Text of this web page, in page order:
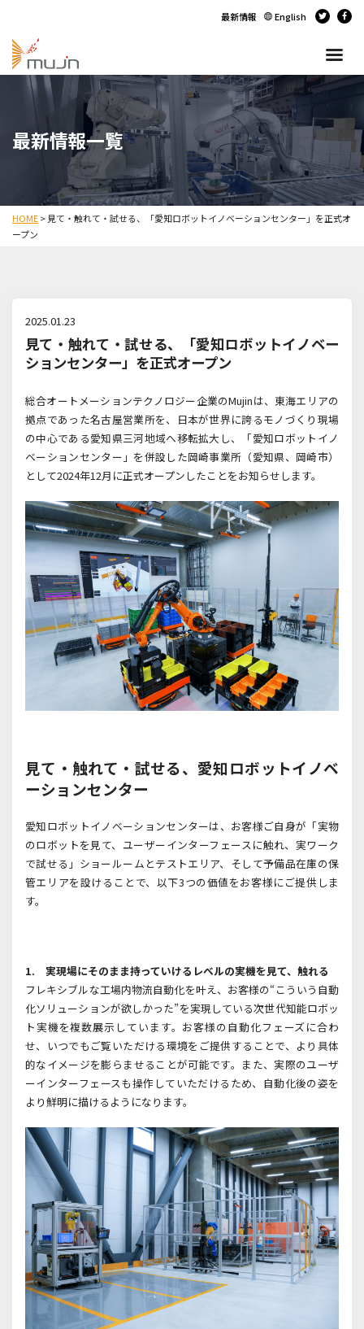
最新情報 English
最新情報一覧
HOME> 見て・触れて・試せる、「愛知ロボットイノベーションセンター」を正式オ
ープン
2025.01.23
見て・触れて・試せる、「愛知ロボットイノベー
ションセンター」を正式オープン
総合オートメーションテクノロジー企業のMujinは、東海エリアの
拠点であった名古屋営業所を、日本が世界に誇るモノづくり現場
の中心である愛知県三河地域へ移転拡大し、「愛知ロボットイノ
ベーションセンター」を併設した岡崎事業所（愛知県、岡崎市）
として2024年12月に正式オープンしたことをお知らせします。
見て・触れて・試せる、愛知ロボットイノベ
ーションセンター
愛知ロボットイノベーションセンターは、お客様ご自身が「実物
のロボットを見て、ユーザーインターフェースに触れ、実ワーク
で試せる」ショールームとテストエリア、そして予備品在庫の保
管エリアを設けることで、以下3つの価値をお客様にご提供しま
す。
1. 実現場にそのまま持っていけるレベルの実機を見て、触れる
フレキシブルな工場内物流自動化を叶え、お客様の“こういう自動
化ソリューションが欲しかった”を実現している次世代知能ロボッ
ト実機を複数展示しています。お客様の自動化フェーズに合わ
せ、いつでもご覧いただける環境をご提供することで、より具体
的なイメージを膨らませることが可能です。また、実際のユーザ
ーインターフェースも操作していただけるため、自動化後の姿を
より鮮明に描けるようになります。